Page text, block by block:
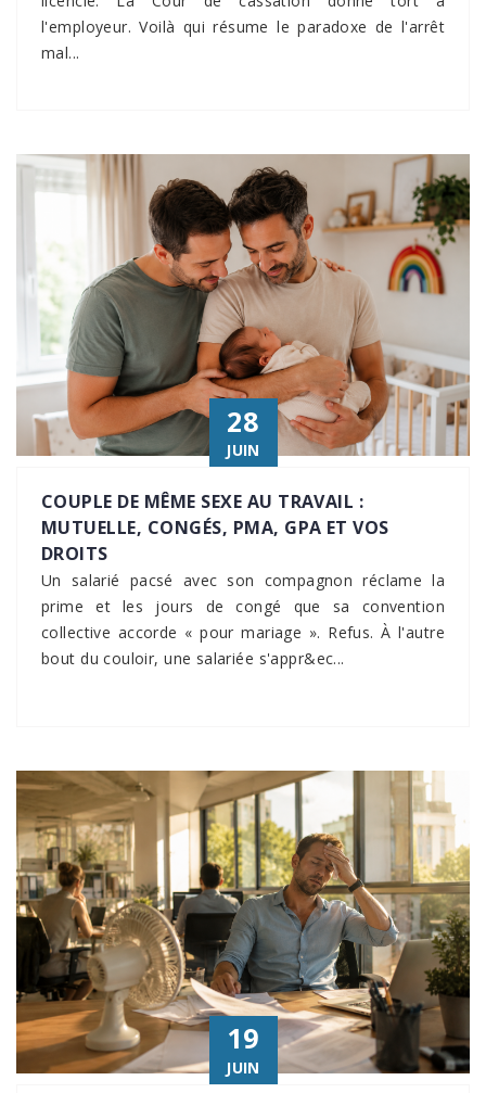
l'employeur. Voilà qui résume le paradoxe de l'arrêt
mal...
28
JUIN
COUPLE DE MÊME SEXE AU TRAVAIL :
MUTUELLE, CONGÉS, PMA, GPA ET VOS
DROITS
Un salarié pacsé avec son compagnon réclame la
prime et les jours de congé que sa convention
collective accorde « pour mariage ». Refus. À l'autre
bout du couloir, une salariée s'appr&ec...
19
JUIN